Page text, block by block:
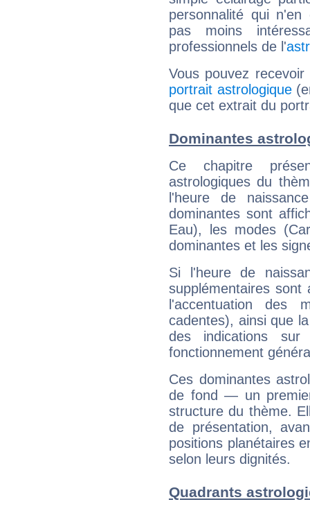
personnalité qui n'en
pas moins
professionnels de l'
Vous pouvez
portrait astrologique
que cet extrait du
Dominantes
Ce chapitre
astrologiques du
l'heure de
dominantes sont
Eau), les modes
dominantes et les
Si l'heure de
supplémentaires sont
l'accentuation des
cadentes), ainsi que
des indications sur
fonctionnement
Ces dominantes
de fond — un
structure du thème.
de présentation,
positions planétaires
selon leurs dignités.
Quadrants